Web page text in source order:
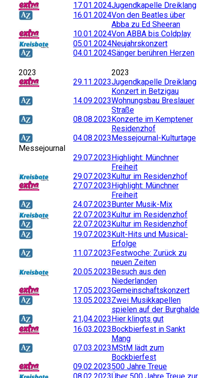
17.01.2024Jugendkapelle Dreiklang
16.01.2024Von den Beatles über
Abba zu Ed Sheeran
10.01.2024Von ABBA bis Coldplay
05.01.2024Neujahrskonzert
04.01.2024Sänger berühren Herzen
2023
2023
29.11.2023Jugendkapelle Dreiklang
Konzert in Betzigau
14.09.2023Wohnungsbau Breslauer
Straße
08.08.2023Konzerte im Kemptener
Residenzhof
Messejournal
04.08.2023Messejournal-Kulturtage
29.07.2023Highlight: Münchner
Freiheit
29.07.2023Kultur im Residenzhof
27.07.2023Highlight: Münchner
Freiheit
24.07.2023Bunter Musik-Mix
22.07.2023Kultur im Residenzhof
22.07.2023Kultur im Residenzhof
19.07.2023Kult-Hits und Musical-
Erfolge
11.07.2023Festwoche: Zurück zu
neuen Zeiten
20.05.2023Besuch aus den
Niederlanden
17.05.2023Gemeinschaftskonzert
13.05.2023Zwei Musikkapellen
spielen auf der Burghalde
21,04.2023Hier klingts gut
16.03.2023Bockbierfest in Sankt
Mang
07.03.2023MStM lädt zum
Bockbierfest
09.02.2023500 Jahre Treue